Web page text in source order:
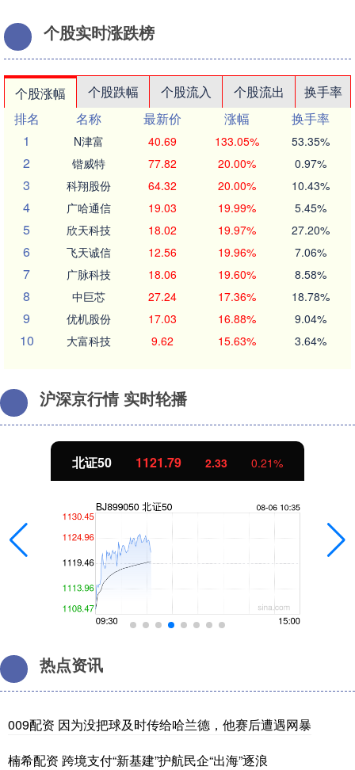
个股实时涨跌榜
个股涨幅 个股跌幅 个股流入 个股流出
换手率
排名
名称 最新价 涨幅
换手率
1
N津富 40.69 133.05% 53.35%
2 锴威特 77.82 20.00% 0.97%
3 科翔股份 64.32 20.00% 10.43%
4 广哈通信 19.03 19.99% 5.45%
5 欣天科技 18.02 19.97% 27.20%
6 飞天诚信 12.56 19.96% 7.06%
7 广脉科技 18.06 19.60% 8.58%
8 中巨芯 27.24 17.36% 18.78%
9 优机股份 17.03 16.88% 9.04%
10 大富科技 9.62 15.63% 3.64%
沪深京行情 实时轮播
创业板指 3533.42 -1.72 -0.05%
热点资讯
009配资 因为没把球及时传给哈兰德，他赛后遭遇网暴
楠希配资 跨境支付“新基建”护航民企“出海”逐浪